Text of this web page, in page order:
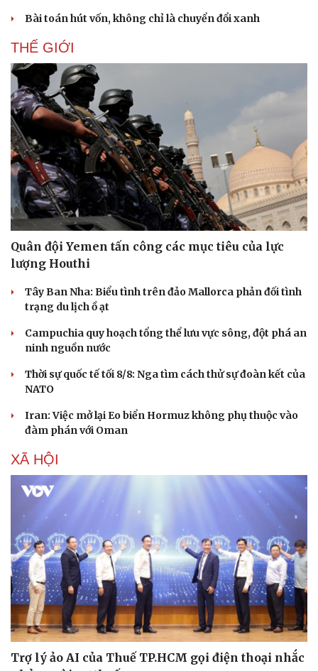
Pháp luật
Vụ án
Tin nóng
Tư vấn luật
Quân sự - Quốc phòng
Vũ khí
Việt Nam
Phân tích
Bài toán hút vốn, không chỉ là chuyển đổi xanh
THẾ GIỚI
Quân đội Yemen tấn công các mục tiêu của lực
lượng Houthi
Tây Ban Nha: Biểu tình trên đảo Mallorca phản đối tình
trạng du lịch ồ ạt
Campuchia quy hoạch tổng thể lưu vực sông, đột phá an
ninh nguồn nước
Thời sự quốc tế tối 8/8: Nga tìm cách thử sự đoàn kết của
NATO
Iran: Việc mở lại Eo biển Hormuz không phụ thuộc vào
đàm phán với Oman
XÃ HỘI
Trợ lý ảo AI của Thuế TP.HCM gọi điện thoại nhắc